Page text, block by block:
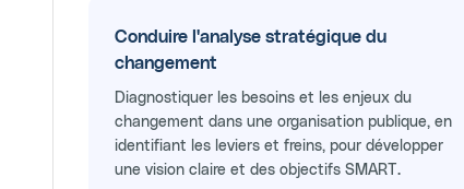
Conduire l'analyse stratégique du
changement
Diagnostiquer les besoins et les enjeux du
changement dans une organisation publique, en
identifiant les leviers et freins, pour développer
une vision claire et des objectifs SMART.